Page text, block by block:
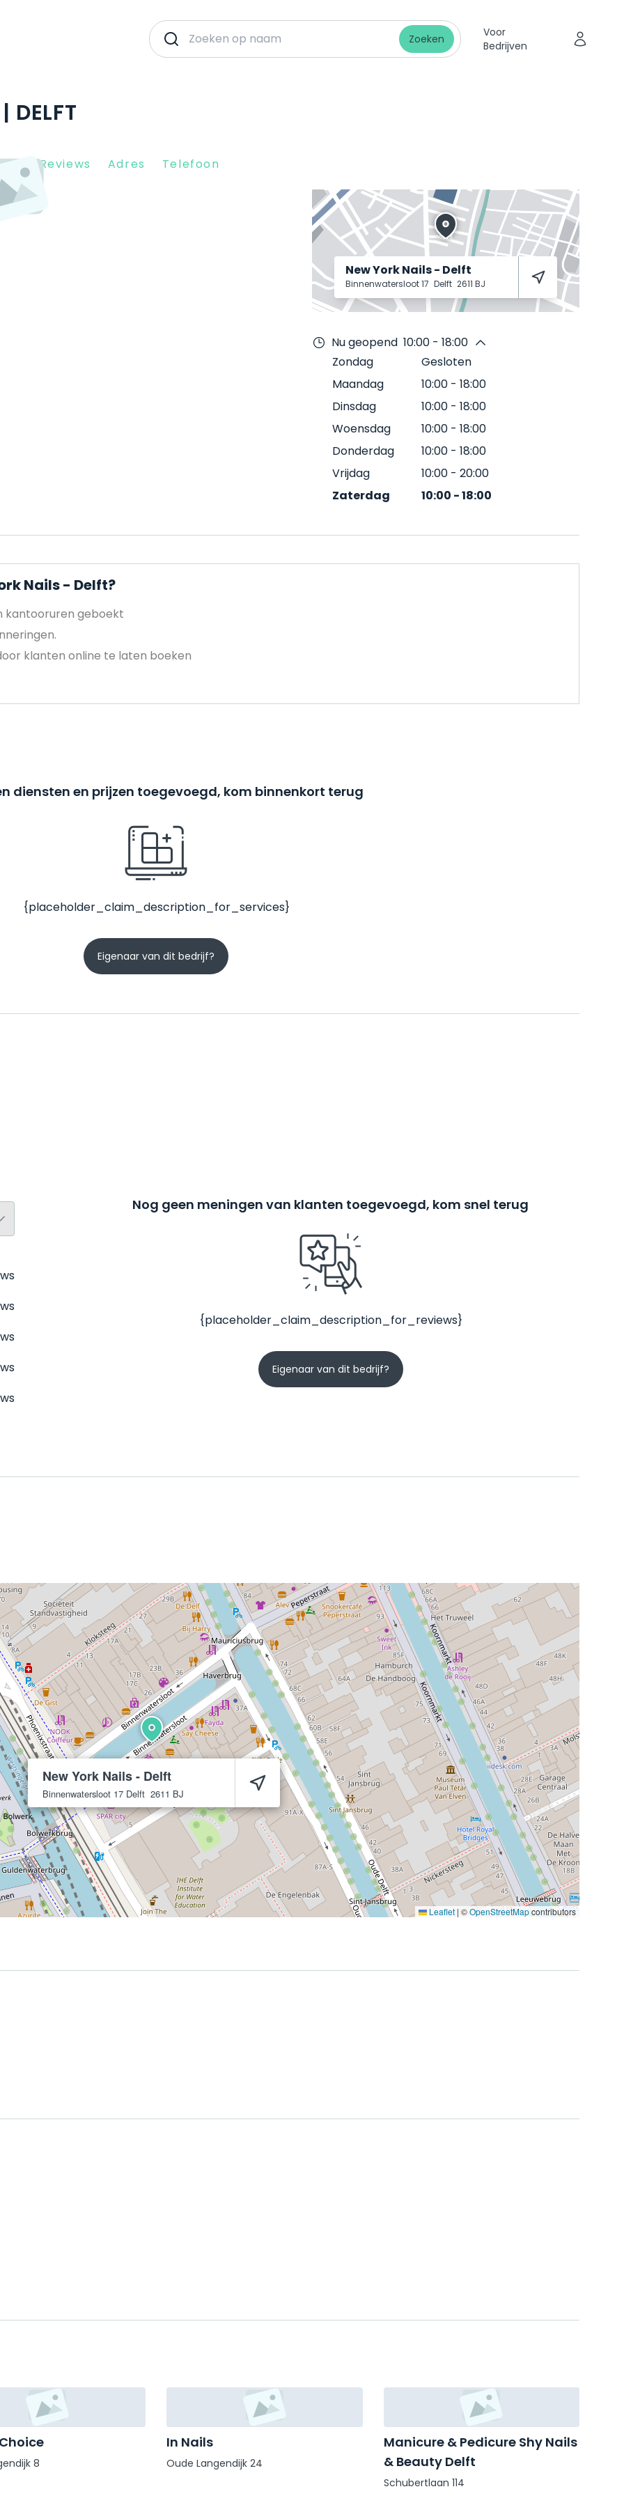
Zoeken
Voor
Bedrijven
DELFT
Reviews Adres Telefoon
New York Nails - Delft
Binnenwatersloot 17 Delft 2611 BJ
Nu geopend 10:00 - 18:00
Zondag
Gesloten
Maandag
10:00 - 18:00
Dinsdag
10:00 - 18:00
Woensdag
10:00 - 18:00
Donderdag
10:00 - 18:00
Vrijdag
10:00 - 20:00
Zaterdag
10:00 -18:00
Nails - Delft?
kantooruren geboekt
klanten online te laten boeken
diensten en prijzen toegevoegd, kom binnenkort terug
{placeholder_claim_description_for_services}
Eigenaar van dit bedrijf?
Nog geen meningen van klanten toegevoegd, kom snel terug
{placeholder_claim_description_for_reviews}
Eigenaar van dit bedrijf?
New York Nails - Delft
Binnenwatersloot 17 Delft 2611 BJ
Leaflet | ©OpenStreetMapcontributors
8
In Nails
Oude Langendijk 24
Manicure & Pedicure Shy Nails
& Beauty Delft
Schubertlaan 114